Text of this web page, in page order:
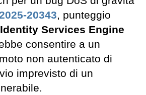
20343, punteggio
Identity Services Engine
consentire a un
non autenticato di
imprevisto di un